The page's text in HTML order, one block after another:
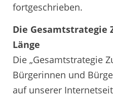
fortgeschrieben.
Die Gesamtstrategie
Länge
Die „Gesamtstrategie
Bürgerinnen und
auf unserer